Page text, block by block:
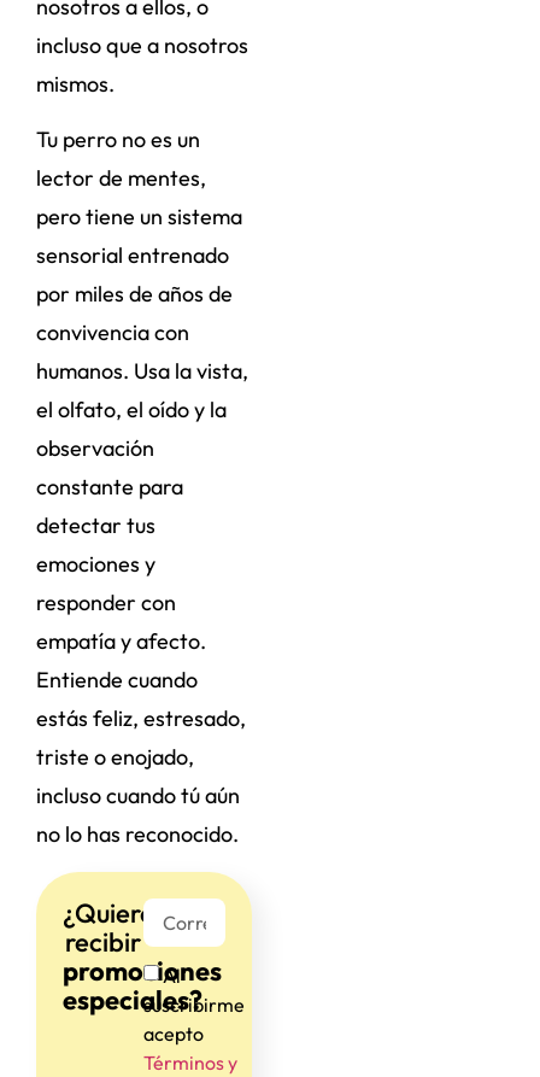
nosotros a ellos, o
incluso que a nosotros
mismos.
Tu perro no es un
lector de mentes,
pero tiene un sistema
sensorial entrenado
por miles de años de
convivencia con
humanos. Usa la vista,
el olfato, el oído y la
observación
constante para
detectar tus
emociones y
responder con
empatía y afecto.
Entiende cuando
estás feliz, estresado,
triste o enojado,
incluso cuando tú aún
no lo has reconocido.
¿Quieres
recibir
promociones
especiales?
Al
suscribirme
acepto
Términos y